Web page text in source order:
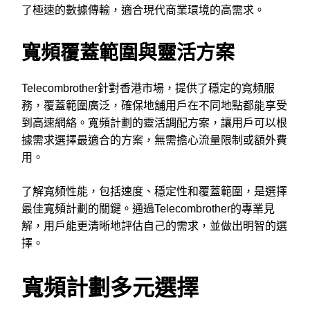
了極速的數據傳輸，適合現代商業環境的高需求。
寬頻覆蓋範圍與靈活方案
Telecombrother針對香港市場，提供了穩定的寬頻服
務，覆蓋範圍廣泛，確保地舖用戶在不同地點都能享受
到高速網絡。寬頻計劃的靈活調配方案，讓用戶可以根
據需求選擇最適合的方案，無需擔心流量限制或額外費
用。
了解寬頻性能，包括速度、穩定性和覆蓋範圍，是選擇
最佳寬頻計劃的關鍵。通過Telecombrother的專業見
解，用戶能更清晰地評估自己的需求，並做出明智的選
擇。
寬頻計劃多元選擇